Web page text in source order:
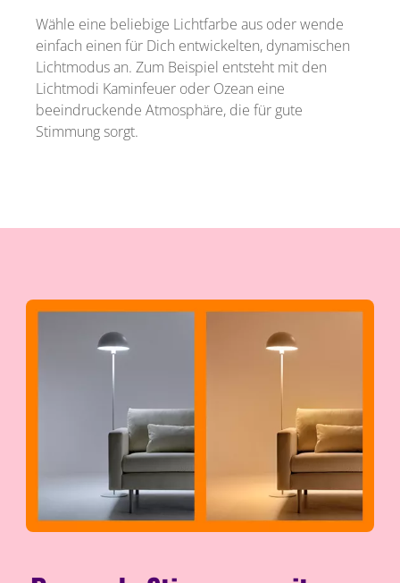
Wähle eine beliebige Lichtfarbe aus oder wende
einfach einen für Dich entwickelten, dynamischen
Lichtmodus an. Zum Beispiel entsteht mit den
Lichtmodi Kaminfeuer oder Ozean eine
beeindruckende Atmosphäre, die für gute
Stimmung sorgt.